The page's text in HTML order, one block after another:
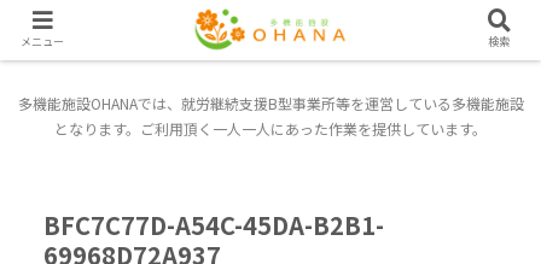
多機能施設OHANAでは、就労継続支援B型事業所等を運営している多機能施設
となります。ご利用頂く一人一人にあった作業を提供しています。
BFC7C77D-A54C-45DA-B2B1-
69968D72A937
メニュー 検索